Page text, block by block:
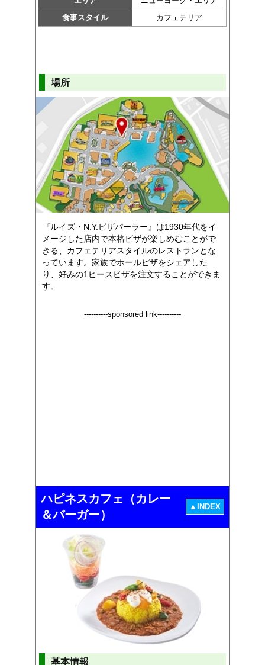
食事スタイル
カフェテリア
場所
『ルイズ・N.Y.ピザパーラー』は1930年代をイ
メージした店内で本格ビザが楽しめむことがで
きる、カフェテリアスタイルのレストランとな
っています。家族でホールピザをシェアした
り、好みの1ピースピザを注文することができま
す。
----------sponsored link----------
ハピネスカフェ（カレー
＆バーガー）
▲INDEX
基本情報